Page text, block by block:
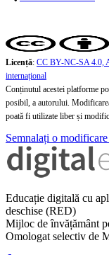
Licență: CC BY-NC-SA 4.0,
internațional
Conținutul acestei platforme
posibil, a autorului.
poată fi utilizate liber și
Semnalați o modificare
Educație digitală cu
deschise (RED)
Mijloc de învățământ
Omologat selectiv de